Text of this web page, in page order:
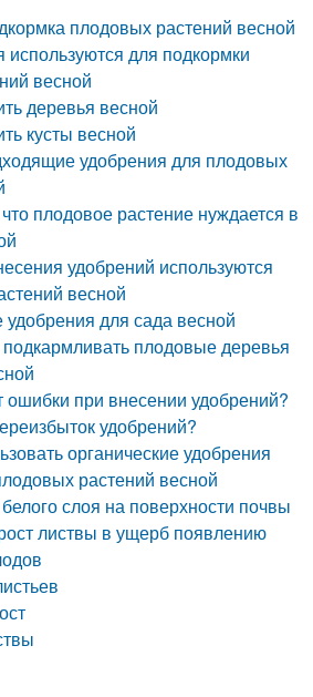
плодовых растений весной
используются для подкормки
весной
деревья весной
кусты весной
удобрения для плодовых
плодовое растение нуждается в
удобрений используются
весной
для сада весной
подкармливать плодовые деревья
при внесении удобрений?
удобрений?
органические удобрения
растений весной
слоя на поверхности почвы
листвы в ущерб появлению